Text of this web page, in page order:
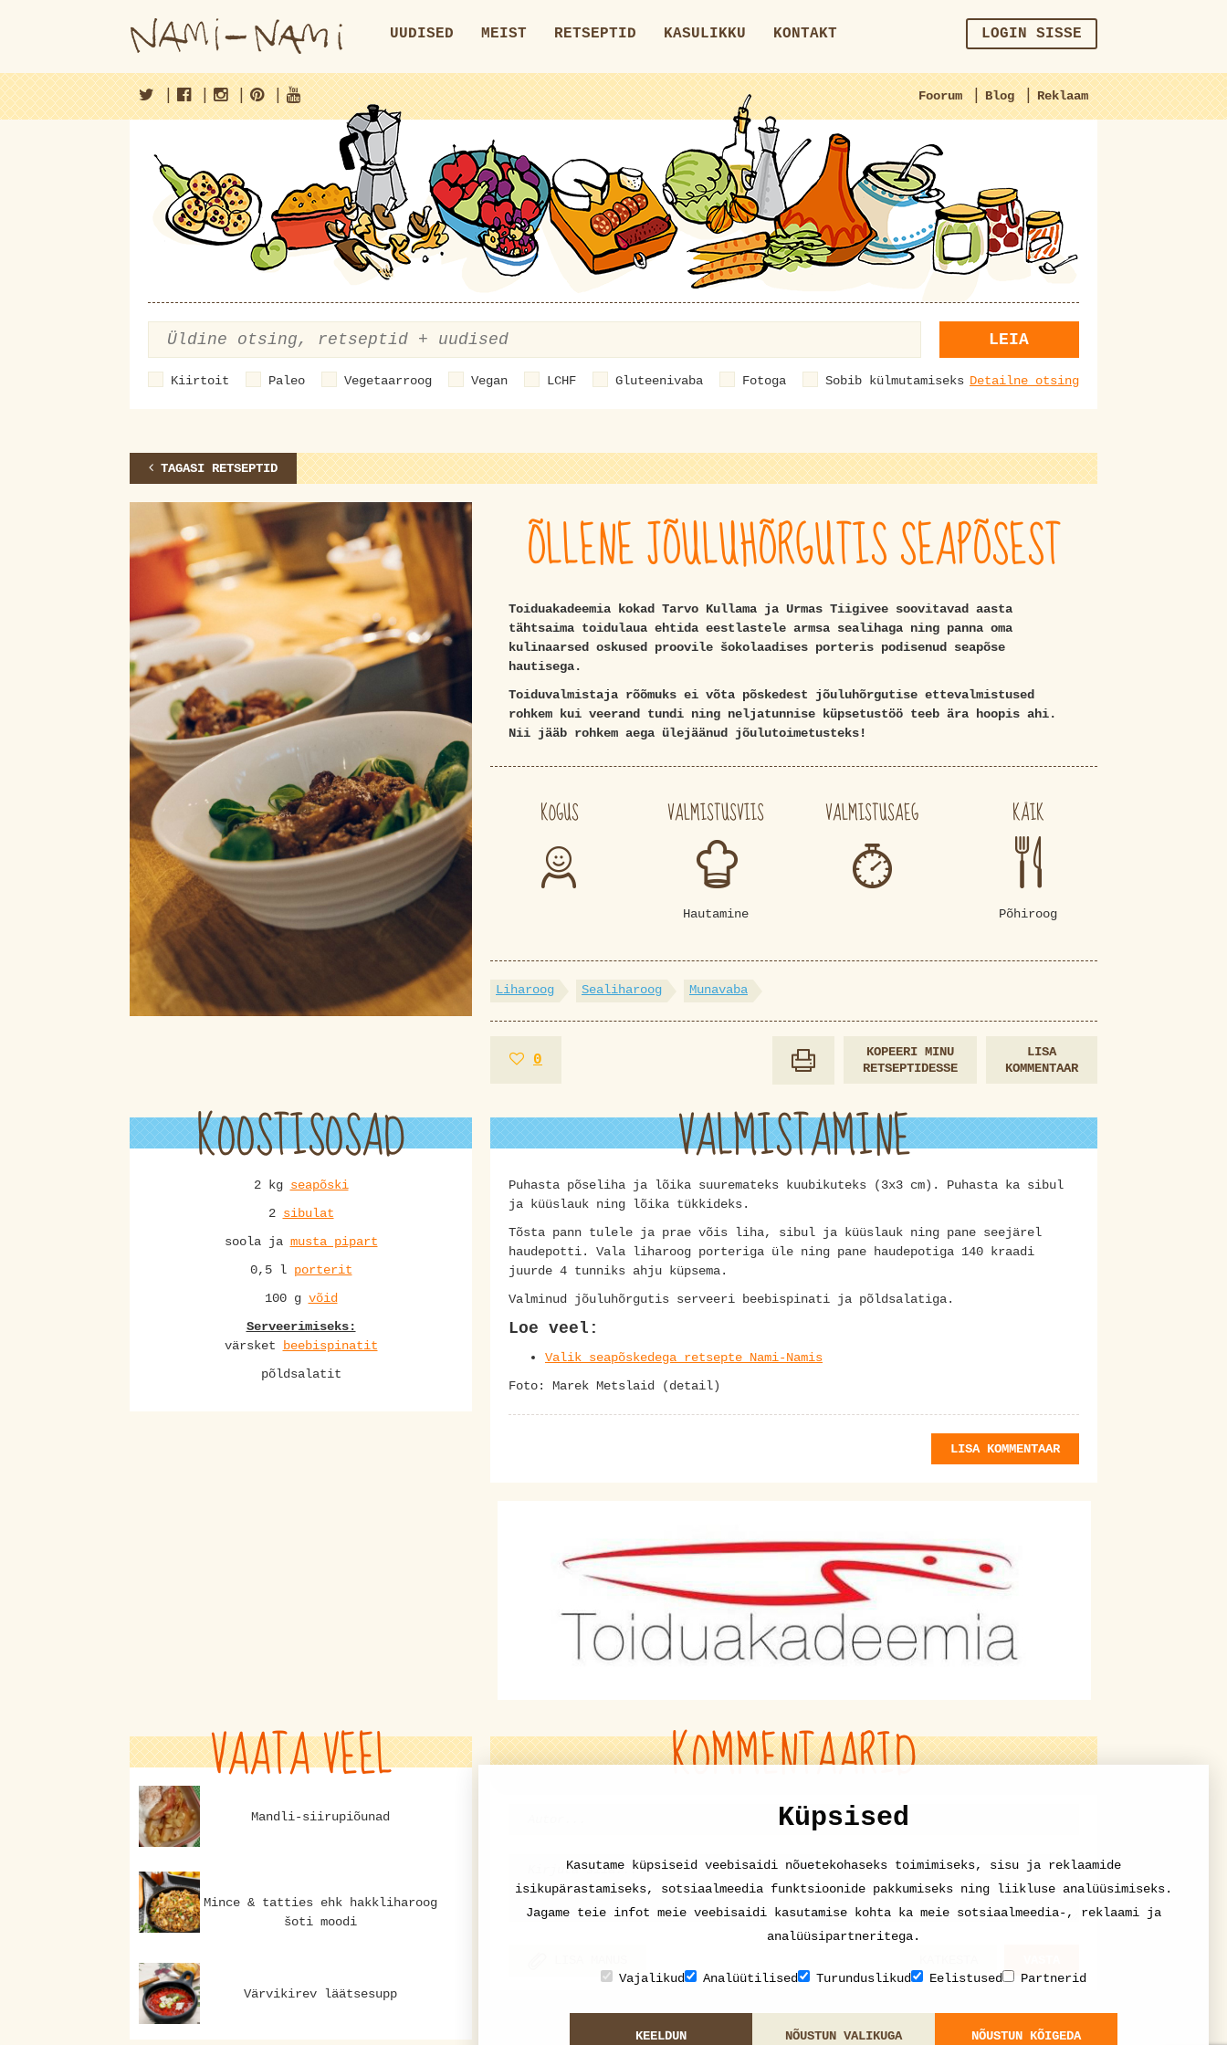
UUDISED MEIST RETSEPTID KASULIKKU KONTAKT LOGIN SISSE
Foorum | Blog | Reklaam
| | | |
LEIA
Kiirtoit Paleo Vegetaarroog Vegan LCHF Gluteenivaba Fotoga Sobib külmutamiseks Detailne otsing
TAGASI RETSEPTID
ÕLLENE JÕULUHÕRGUTIS SEAPÕSEST
Toiduakadeemia kokad Tarvo Kullama ja Urmas Tiigivee soovitavad aasta
tähtsaima toidulaua ehtida eestlastele armsa sealihaga ning panna oma
kulinaarsed oskused proovile šokolaadises porteris podisenud seapõse
hautisega.
Toiduvalmistaja rõõmuks ei võta põskedest jõuluhõrgutise ettevalmistused
rohkem kui veerand tundi ning neljatunnise küpsetustöö teeb ära hoopis ahi.
Nii jääb rohkem aega ülejäänud jõulutoimetusteks!
KOGUS VALMISTUSVIIS
Hautamine
VALMISTUSAEG KÄIK
Põhiroog
Liharoog Sealiharoog Munavaba
0
LISA
KOMMENTAAR
KOPEERI MINU
RETSEPTIDESSE
KOOSTISOSAD
2 kg seapõski
2 sibulat
soola ja musta pipart
0,5 l porterit
100 g võid
Serveerimiseks:
värsket beebispinatit
põldsalatit
VALMISTAMINE
Puhasta põseliha ja lõika suuremateks kuubikuteks (3x3 cm). Puhasta ka sibul
ja küüslauk ning lõika tükkideks.
Tõsta pann tulele ja prae võis liha, sibul ja küüslauk ning pane seejärel
haudepotti. Vala liharoog porteriga üle ning pane haudepotiga 140 kraadi
juurde 4 tunniks ahju küpsema.
Valminud jõuluhõrgutis serveeri beebispinati ja põldsalatiga.
Loe veel:
Valik seapõskedega retsepte Nami-Namis
Foto: Marek Metslaid (detail)
LISA KOMMENTAAR
KOMMENTAARID
VAATA VEEL
Mandli-siirupiõunad
Mince & tatties ehk hakkliharoog
šoti moodi
Värvikirev läätsesupp
Küpsised
Kasutame küpsiseid veebisaidi nõuetekohaseks toimimiseks, sisu ja reklaamide
isikupärastamiseks, sotsiaalmeedia funktsioonide pakkumiseks ning liikluse analüüsimiseks.
Jagame teie infot meie veebisaidi kasutamise kohta ka meie sotsiaalmeedia-, reklaami ja
analüüsipartneritega.
Vajalikud Analüütilised Turunduslikud Eelistused Partnerid
KEELDUN NÕUSTUN VALIKUGA NÕUSTUN KÕIGEDA